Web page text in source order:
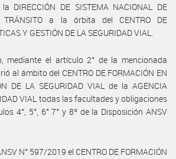
DIRECCIÓN DE SISTEMA NACIONAL DE
TRÁNSITO a la órbita del CENTRO DE
Y GESTIÓN DE LA SEGURIDAD VIAL.
mediante el artículo 2° de la mencionada
al ámbito del CENTRO DE FORMACIÓN EN
DE LA SEGURIDAD VIAL de la AGENCIA
VIAL todas las facultades y obligaciones
4°, 5°, 6° 7° y 8º de la Disposición ANSV
N° 597/2019 el CENTRO DE FORMACIÓN